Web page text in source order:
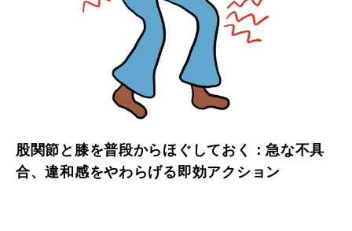
股関節と膝を普段からほぐしておく：急な不具
合、違和感をやわらげる即効アクション